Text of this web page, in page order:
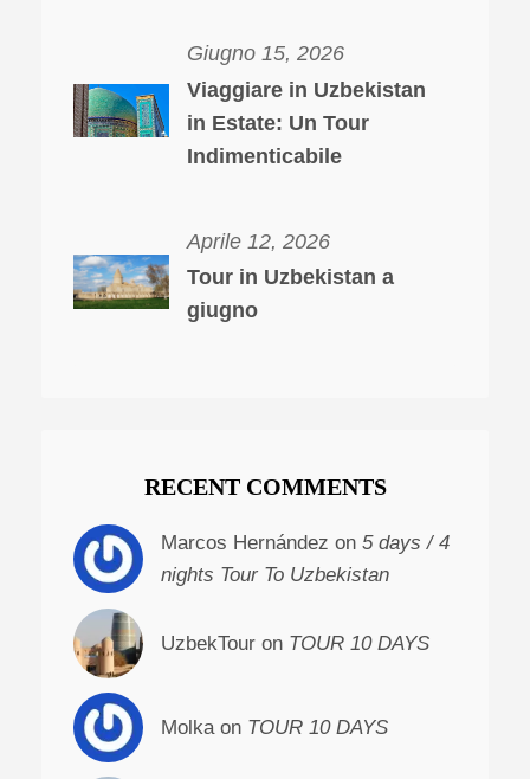
Giugno 15, 2026
Viaggiare in Uzbekistan
in Estate: Un Tour
Indimenticabile
Aprile 12, 2026
Tour in Uzbekistan a
giugno
RECENT COMMENTS
Marcos Hernández on 5 days / 4
nights Tour To Uzbekistan
UzbekTour on TOUR 10 DAYS
Molka on TOUR 10 DAYS